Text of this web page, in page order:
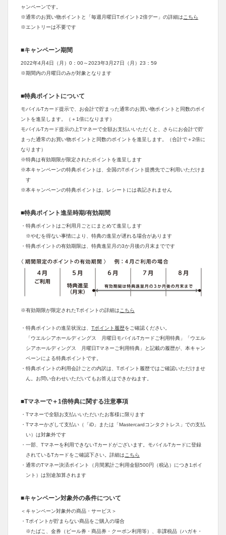
ャンペーンです。
※通常のお買い物ポイントと「毎週月曜日Tポイント2倍デー」の詳細は こちら
※エントリーは不要です
■キャンペーン期間
2022年4月4日（月）0：00～2023年3月27日（月）23：59
※期間内の月曜日のみが対象となります
■特典ポイントについて
モバイルTカード提示で、お会計で貯まった通常のお買い物ポイントと同数のポイ
ントを進呈します。（＋1倍になります）
モバイルTカード提示の上Tマネーで全額お支払いいただくと、さらにお会計で貯
まった通常のお買い物ポイントと同数のポイントを進呈します。（合計で＋2倍に
なります）
※特典は有効期限が限定されたポイントを進呈します
※本キャンペーンの特典ポイントは、全国のTポイント提携先でご利用いただけま
す
※本キャンペーンの特典ポイントは、レシートには表記されません
■特典ポイント進呈時期/有効期間
・特典ポイントはご利用月ごとにまとめて進呈します
※やむを得ない事情により、特典の進呈が遅れる場合があります
・特典ポイントの有効期限は、特典進呈月の3か月後の月末までです
※有効期限が限定されたTポイントの詳細は こちら
・特典ポイントの進呈状況は、 Tポイント履歴をご確認ください。
「ウエルシアホールディングス 月曜日モバイルTカードご利用特典」「ウエル
シアホールディングス 月曜日Tマネーご利用特典」と記載の履歴が、本キャン
ペーンによる特典ポイントです。
・特典ポイントの利用会計ごとの内訳は、Tポイント履歴ではご確認いただけませ
ん。お問い合わせいただいてもお答えはできかねます。
■Tマネーで＋1倍特典に関する注意事項
・Tマネーで全額お支払いいただいたお客様に限ります
・Tマネーかざして支払い（「iD」または「Mastercardコンタクトレス」での支払
い）は対象外です
・一部、Tマネーを利用できないTカードがございます。モバイルTカードに登録
されているTカードをご確認下さい。詳細は こちら
・通常のTマネー決済ポイント（月間累計ご利用金額500円（税込）につき1ポイ
ント）は別途加算されます
■キャンペーン対象外の条件について
＜キャンペーン対象外の商品・サービス＞
・Tポイントが貯まらない商品をご購入の場合
※たばこ、金券（ビール券・商品券・クーポン利用等）、非課税品（ハガキ・